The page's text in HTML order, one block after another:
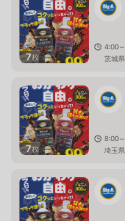
7枚
4:00
茨城
7枚
8:00
埼玉